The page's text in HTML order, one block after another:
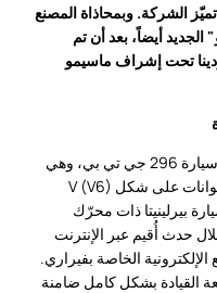
تميّز الشركة. وبمحاذاة المصنع
الجديد أيضاً، بعد أن تم
تحت إشراف ماسيمو
في 24 يونيو 2021، كشفت فيراري عن سيارة 296 جي تي بي، وهي
أول سيارة هجينة بمحرّك من ست أسطوانات على شكل V (V6)
بيرلينيتا ذات محرّك
حدث أُقيم عبر الإنترنت
الخاصة بفيراري.
متعة القيادة بشكل كامل ضامنة